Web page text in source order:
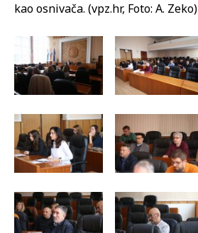
kao osnivača. (vpz.hr, Foto: A. Zeko)